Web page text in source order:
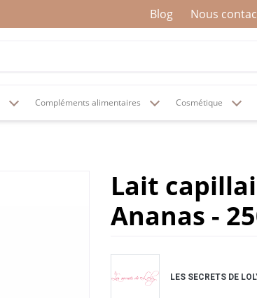
Blog Nous
Compléments alimentaires Cosmétique
Lait
Ananas -
LES SECRETS DE